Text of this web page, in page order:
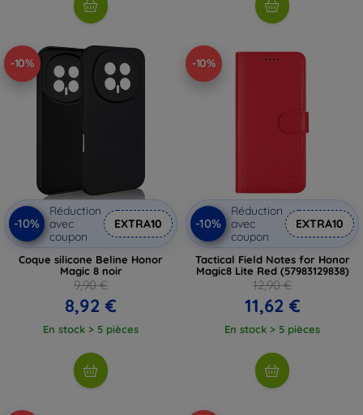
-10%
-10%
Réduction
avec
coupon
EXTRA10
Coque silicone Beline Honor
Magic 8 noir
9,90 €
8,92 €
En stock > 5 pièces
-10%
-10%
Réduction
avec
coupon
EXTRA10
Tactical Field Notes for Honor
Magic8 Lite Red (57983129838)
12,90 €
11,62 €
En stock > 5 pièces